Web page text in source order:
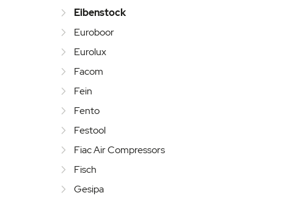
Eibenstock
Euroboor
Eurolux
Facom
Fein
Fento
Festool
Fiac Air Compressors
Fisch
Gesipa